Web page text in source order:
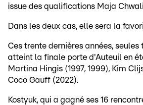
issue des qualifications Maja
Dans les deux cas, elle sera la
Ces trente dernières années, seules
atteint la finale porte d'Auteuil en
Martina Hingis (1997, 1999), Kim
Coco Gauff (2022).
Kostyuk, qui a gagné ses 16